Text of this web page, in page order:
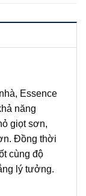
Essence
năng
giọt sơn,
Đồng thời
cùng độ
lý tưởng.